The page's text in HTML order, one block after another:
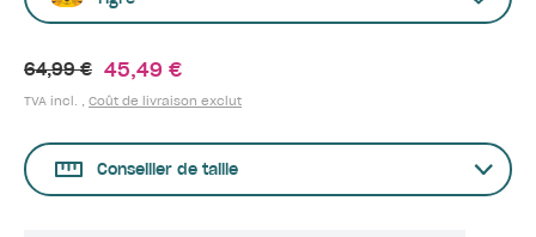
64,99 € 45,49 €
TVA incl. , Coût de livraison exclut
Conseiller de taille